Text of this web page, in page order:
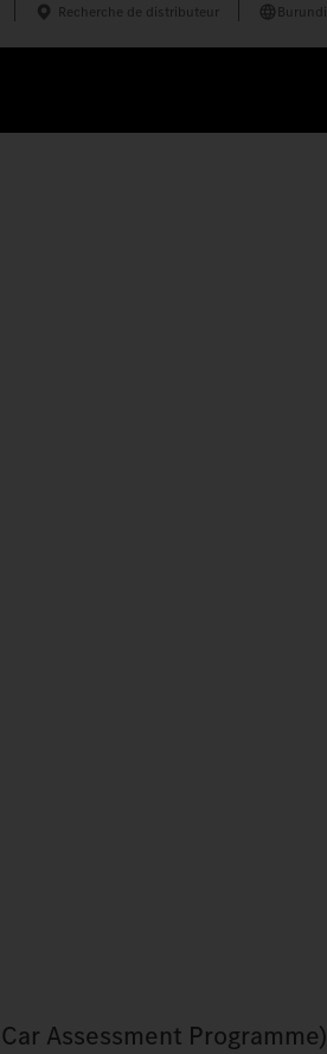
Recherche de distributeur Burundi
Assessment Programme)